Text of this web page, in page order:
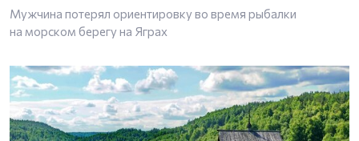
Мужчина потерял ориентировку во время рыбалки
на морском берегу на Яграх